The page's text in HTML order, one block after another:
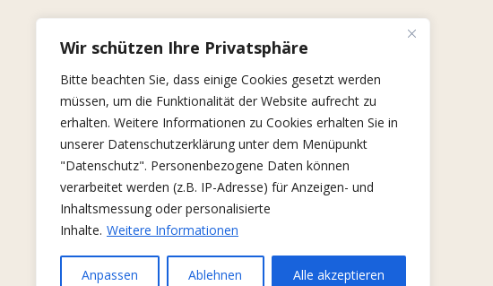
Wir schützen Ihre Privatsphäre
Bitte beachten Sie, dass einige Cookies gesetzt werden
müssen, um die Funktionalität der Website aufrecht zu
erhalten. Weitere Informationen zu Cookies erhalten Sie in
unserer Datenschutzerklärung unter dem Menüpunkt
"Datenschutz". Personenbezogene Daten können
verarbeitet werden (z.B. IP-Adresse) für Anzeigen- und
Inhaltsmessung oder personalisierte
Inhalte. Weitere Informationen
Anpassen Ablehnen Alle akzeptieren